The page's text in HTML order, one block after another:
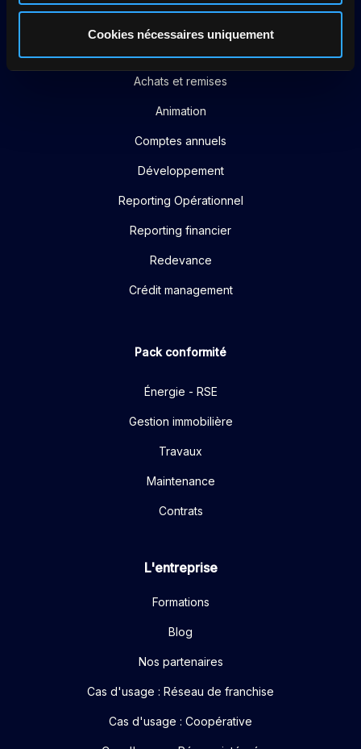
Cookies nécessaires uniquement
Pack performance
Achats et remises
Animation
Comptes annuels
Développement
Reporting Opérationnel
Reporting financier
Redevance
Crédit management
Pack conformité
Énergie - RSE
Gestion immobilière
Travaux
Maintenance
Contrats
L'entreprise
Formations
Blog
Nos partenaires
Cas d'usage : Réseau de franchise
Cas d'usage : Coopérative